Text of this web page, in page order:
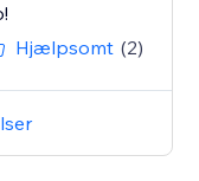
Hjælpsomt (2)